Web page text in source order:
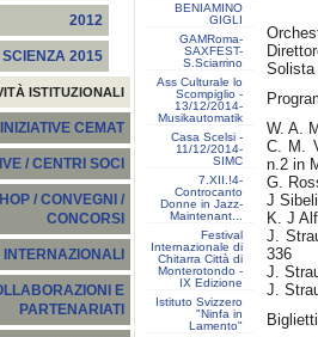
2012
2015
ISTITUZIONALI
INIZIATIVE CEMAT
/ CENTRI SOCI
/ CONVEGNI /
CONCORSI
INTERNAZIONALI
E
PARTENARIATI
BENIAMINO
GIGLI
GAMRoma-
SAXFEST-
S.Sciarrino
Ass Culturale lo
Scompiglio -
13/12/2014-
Musikautomatik
Casa Scelsi -
11/12/2014-
SIMC
7.XII.!4-
Controcanto
Donne in Jazz-
Maintenant...
Festival
Internazionale di
Chitarra Città di
Monterotondo -
IX Edizione
Istituto Svizzero
"Ninfa in
Lamento"
Solista
W. A.
C. M.
n.2 in
G.
J
K. J
J.
336
J.
J.